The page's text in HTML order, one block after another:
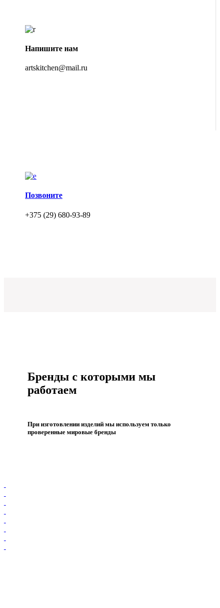
Напишите нам
artskitchen@mail.ru
Позвоните
+375 (29) 680-93-89
Бренды с которыми мы
работаем
При изготовлении изделий мы используем только
проверенные мировые бренды